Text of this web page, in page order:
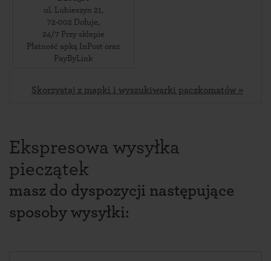
ul. Lubieszyn 21,
72-002 Dołuje,
24/7 Przy sklepie
Płatność apką InPost oraz
PayByLink
Skorzystaj z mapki i wyszukiwarki paczkomatów »
Ekspresowa wysyłka
pieczątek
masz do dyspozycji następujące
sposoby wysyłki: